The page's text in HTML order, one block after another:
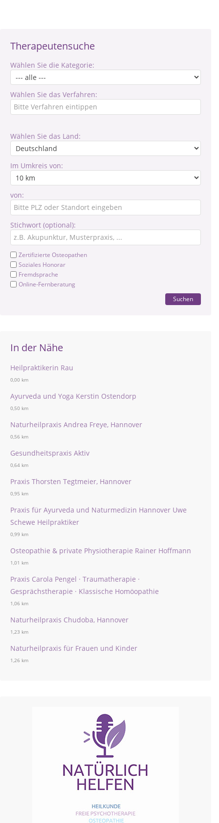
Therapeutensuche
Wählen Sie die Kategorie:
Wählen Sie das Verfahren:
Wählen Sie das Land:
Im Umkreis von:
von:
Stichwort (optional):
Zertifizierte Osteopathen
Soziales Honorar
Fremdsprache
Online-Fernberatung
Suchen
In der Nähe
Heilpraktikerin Rau
0,00 km
Ayurveda und Yoga Kerstin Ostendorp
0,50 km
Naturheilpraxis Andrea Freye, Hannover
0,56 km
Gesundheitspraxis Aktiv
0,64 km
Praxis Thorsten Tegtmeier, Hannover
0,95 km
Praxis für Ayurveda und Naturmedizin Hannover Uwe
Schewe Heilpraktiker
0,99 km
Osteopathie & private Physiotherapie Rainer Hoffmann
1,01 km
Praxis Carola Pengel · Traumatherapie ·
Gesprächstherapie · Klassische Homöopathie
1,06 km
Naturheilpraxis Chudoba, Hannover
1,23 km
Naturheilpraxis für Frauen und Kinder
1,26 km